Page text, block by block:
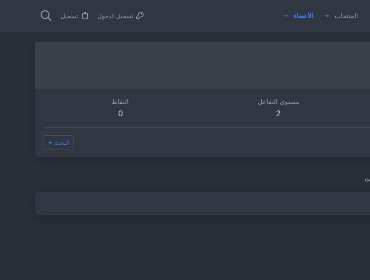
المنتجات الأعضاء تسجيل الدخول تسجيل
مستوى التفاعل
2
النقاط
0
البحث